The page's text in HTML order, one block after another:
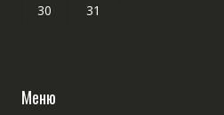
30
31
Меню